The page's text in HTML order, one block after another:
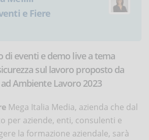
e Fiere
di eventi e demo live a tema
sul lavoro proposto da
Ambiente Lavoro 2023
Mega Italia Media, azienda che dal
per aziende, enti, consulenti e
la formazione aziendale, sarà